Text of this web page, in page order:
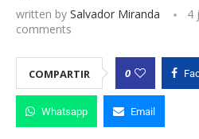
written by Salvador Miranda 4
comments
COMPARTIR 0
Whatsapp Email